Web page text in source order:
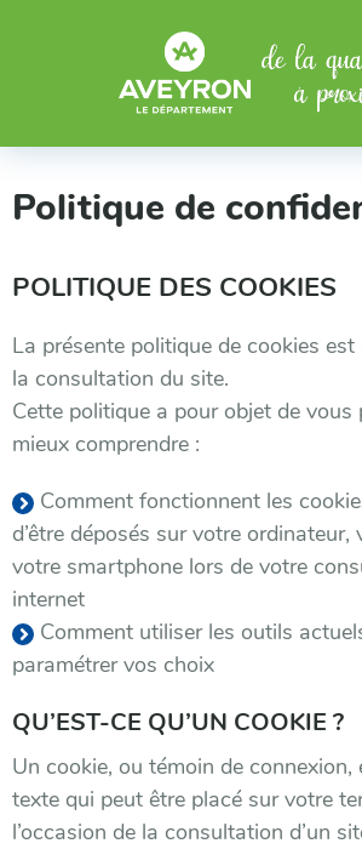
Politique de
POLITIQUE DES COOKIES
La présente politique de cookies
la consultation du site.
Cette politique a pour objet de vous
mieux comprendre :
Comment fonctionnent les
d’être déposés sur votre
votre smartphone lors de votre
internet
Comment utiliser les outils
paramétrer vos choix
QU’EST-CE QU’UN COOKIE ?
Un cookie, ou témoin de
texte qui peut être placé sur votre
l’occasion de la consultation d’un